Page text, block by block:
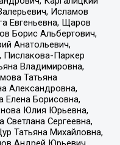
Исламов
Евгеньевна, Щаров
Борис Альбертович,
Анатольевич,
Пислакова-Паркер
Владимировна,
Татьяна
Александровна,
Елена Борисовна,
Юлия Юрьевна,
Светлана Сергеевна,
Татьяна Михайловна,